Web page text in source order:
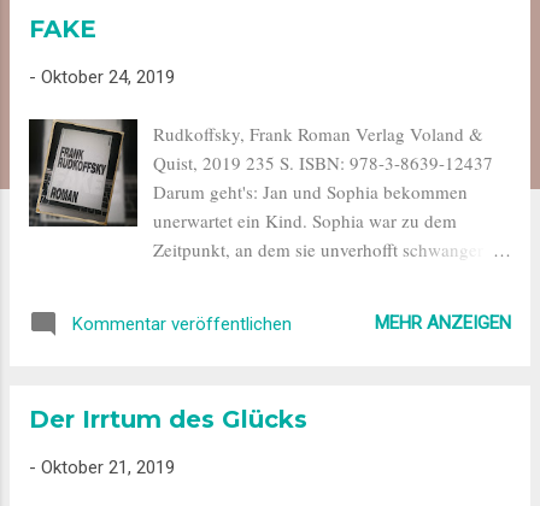
FAKE
- Oktober 24, 2019
Rudkoffsky, Frank Roman Verlag Voland &
Quist, 2019 235 S. ISBN: 978-3-8639-12437
Darum geht's: Jan und Sophia bekommen
unerwartet ein Kind. Sophia war zu dem
Zeitpunkt, an dem sie unverhofft schwanger
freier Journalist Fuß fassen. Gemeinsam sind
plötzlich nichts mehr wert. Sophia findet sich
"Schreibaby" wieder und fühlt sich völlig
Kommentar veröffentlichen MEHR ANZEIGEN
Der Irrtum des Glücks
- Oktober 21, 2019